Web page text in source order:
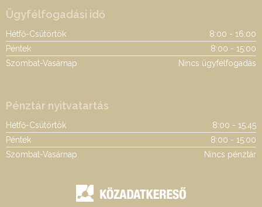
Ügyfélfogadási idő
Hétfő-Csütörtök
8:00 - 16:00
Péntek
8:00 - 15:00
Szombat-Vasárnap
Nincs ügyfélfogadás
Pénztár nyitvatartás
Hétfő-Csütörtök
8:00 - 15:45
Péntek
8:00 - 15:00
Szombat-Vasárnap
Nincs pénztár